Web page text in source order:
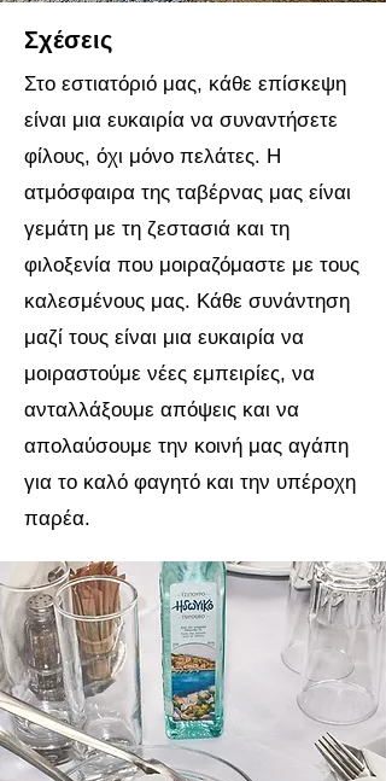
Σχέσεις
Στο εστιατόριό μας, κάθε επίσκεψη
είναι μια ευκαιρία να συναντήσετε
φίλους, όχι μόνο πελάτες. Η
ατμόσφαιρα της ταβέρνας μας είναι
γεμάτη με τη ζεστασιά και τη
φιλοξενία που μοιραζόμαστε με τους
καλεσμένους μας. Κάθε συνάντηση
μαζί τους είναι μια ευκαιρία να
μοιραστούμε νέες εμπειρίες, να
ανταλλάξουμε απόψεις και να
απολαύσουμε την κοινή μας αγάπη
για το καλό φαγητό και την υπέροχη
παρέα.